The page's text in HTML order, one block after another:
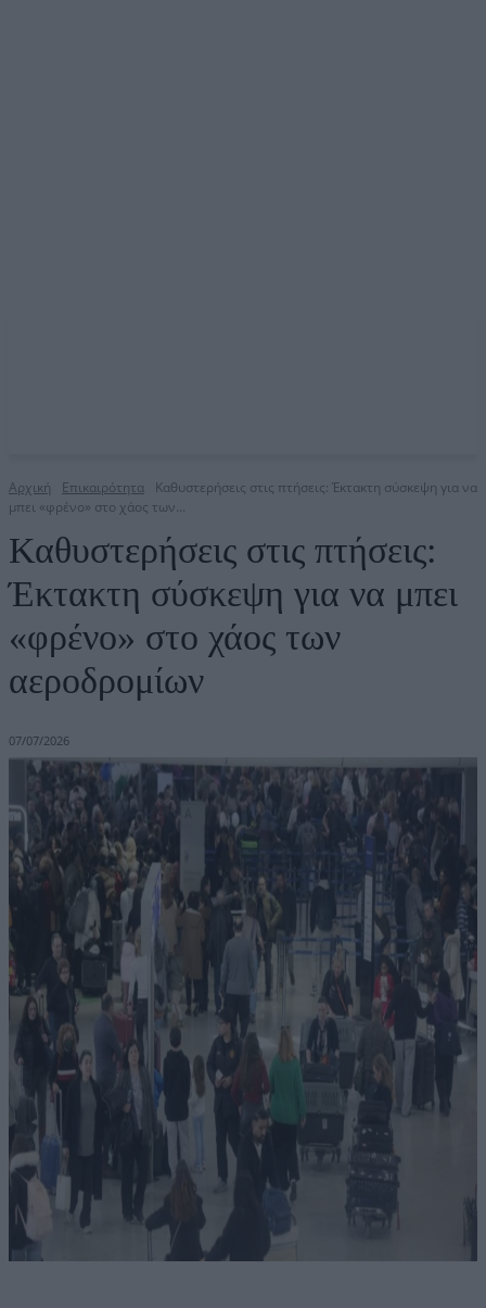
Αρχική Επικαιρότητα
Καθυστερήσεις στις πτήσεις: Έκτακτη σύσκεψη για να
μπει «φρένο» στο χάος των...
Καθυστερήσεις στις πτήσεις:
Έκτακτη σύσκεψη για να μπει
«φρένο» στο χάος των
αεροδρομίων
07/07/2026